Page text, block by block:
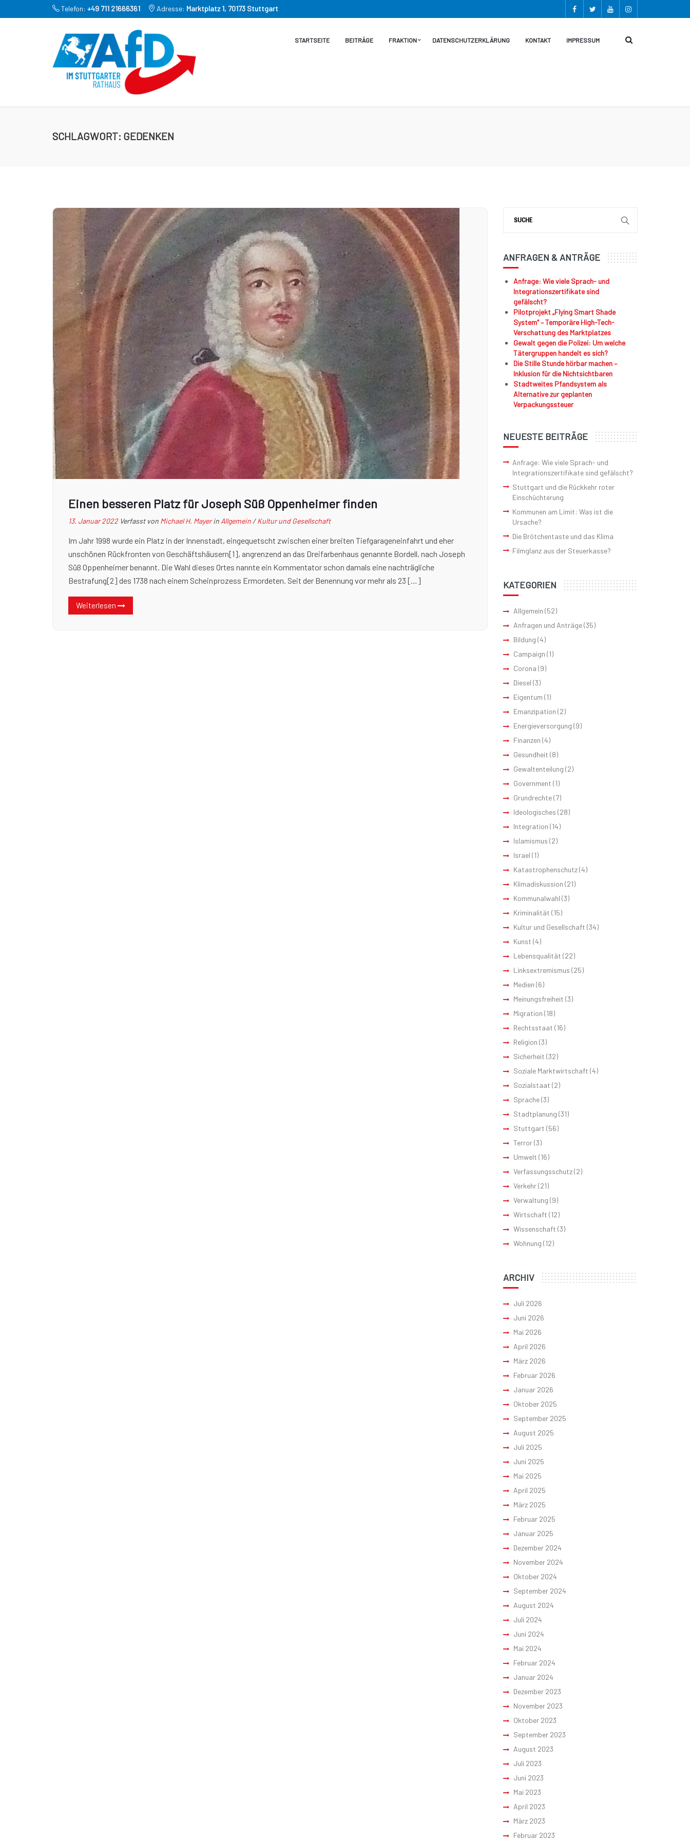
Telefon: +49 711 21666361 Adresse: Marktplatz 1, 70173 Stuttgart
STARTSEITE BEITRÄGE FRAKTION DATENSCHUTZERKLÄRUNG KONTAKT IMPRESSUM
SCHLAGWORT: GEDENKEN
Einen besseren Platz für Joseph Süß Oppenheimer finden
13. Januar 2022 Verfasst von Michael H. Mayer in Allgemein /Kultur und Gesellschaft
Im Jahr 1998 wurde ein Platz in der Innenstadt, eingequetscht zwischen einer breiten Tiefgarageneinfahrt und eher
unschönen Rückfronten von Geschäftshäusern[1], angrenzend an das Dreifarbenhaus genannte Bordell, nach Joseph
Süß Oppenheimer benannt. Die Wahl dieses Ortes nannte ein Kommentator schon damals eine nachträgliche
Bestrafung[2] des 1738 nach einem Scheinprozess Ermordeten. Seit der Benennung vor mehr als 23 […]
Weiterlesen
ANFRAGEN & ANTRÄGE
Anfrage: Wie viele Sprach- und
Integrationszertifikate sind
gefälscht?
Pilotprojekt „Flying Smart Shade
System“ – Temporäre High-Tech-
Verschattung des Marktplatzes
Gewalt gegen die Polizei: Um welche
Tätergruppen handelt es sich?
Die Stille Stunde hörbar machen –
Inklusion für die Nichtsichtbaren
Stadtweites Pfandsystem als
Alternative zur geplanten
Verpackungssteuer
NEUESTE BEITRÄGE
Anfrage: Wie viele Sprach- und
Integrationszertifikate sind gefälscht?
Stuttgart und die Rückkehr roter
Einschüchterung
Kommunen am Limit: Was ist die
Ursache?
Die Brötchentaste und das Klima
Filmglanz aus der Steuerkasse?
KATEGORIEN
Allgemein (52)
Anfragen und Anträge(35)
Bildung (4)
Campaign (1)
Corona (9)
Diesel (3)
Eigentum (1)
Emanzipation (2)
Energieversorgung (9)
Finanzen (4)
Gesundheit (8)
Gewaltenteilung (2)
Government (1)
Grundrechte(7)
Ideologisches (28)
Integration (14)
Islamismus (2)
Israel (1)
Katastrophenschutz(4)
Klimadiskussion (21)
Kommunalwahl (3)
Kriminalität (15)
Kultur und Gesellschaft (34)
Kunst (4)
Lebensqualität (22)
Linksextremismus (25)
Medien (6)
Meinungsfreiheit (3)
Migration (18)
Rechtsstaat (16)
Religion (3)
Sicherheit (32)
Soziale Marktwirtschaft (4)
Sozialstaat (2)
Sprache(3)
Stadtplanung (31)
Stuttgart (56)
Terror(3)
Umwelt (16)
Verfassungsschutz(2)
Verkehr(21)
Verwaltung (9)
Wirtschaft (12)
Wissenschaft (3)
Wohnung (12)
ARCHIV
Juli 2026
Juni 2026
Mai 2026
April 2026
März 2026
Februar 2026
Januar 2026
Oktober 2025
September 2025
August 2025
Juli 2025
Juni 2025
Mai 2025
April 2025
März 2025
Februar 2025
Januar 2025
Dezember 2024
November 2024
Oktober 2024
September 2024
August 2024
Juli 2024
Juni 2024
Mai 2024
Februar 2024
Januar 2024
Dezember 2023
November 2023
Oktober 2023
September 2023
August 2023
Juli 2023
Juni 2023
Mai 2023
April 2023
März 2023
Februar 2023